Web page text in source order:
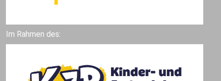
Im Rahmen des: